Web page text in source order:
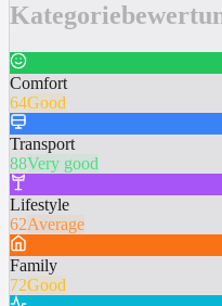
Comfort
64Good
Transport
88Very good
Lifestyle
62Average
Family
72Good